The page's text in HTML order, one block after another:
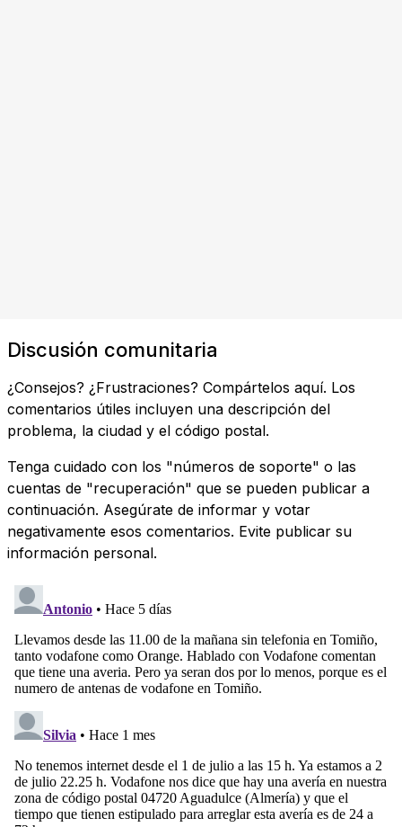
Discusión comunitaria
¿Consejos? ¿Frustraciones? Compártelos aquí. Los
comentarios útiles incluyen una descripción del
problema, la ciudad y el código postal.
Tenga cuidado con los "números de soporte" o las
cuentas de "recuperación" que se pueden publicar a
continuación. Asegúrate de informar y votar
negativamente esos comentarios. Evite publicar su
información personal.